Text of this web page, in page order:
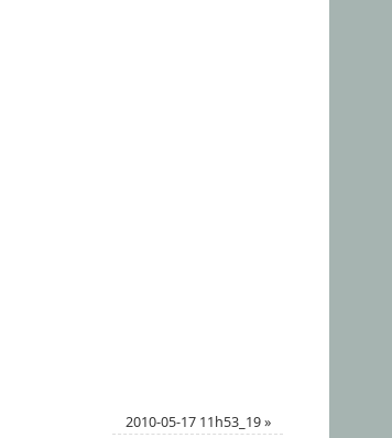
2010-05-17 11h53_19»